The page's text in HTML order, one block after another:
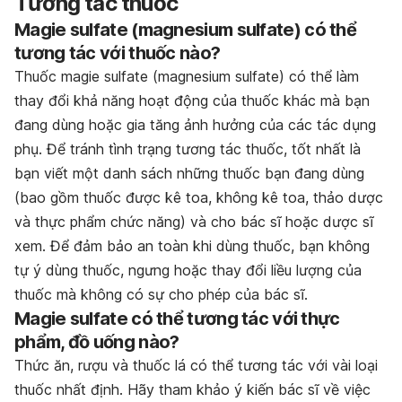
Magie sulfate (magnesium sulfate) có thể
tương tác với thuốc nào?
Thuốc magie sulfate (magnesium sulfate) có thể làm
thay đổi khả năng hoạt động của thuốc khác mà bạn
đang dùng hoặc gia tăng ảnh hưởng của các tác dụng
phụ. Để tránh tình trạng tương tác thuốc, tốt nhất là
bạn viết một danh sách những thuốc bạn đang dùng
(bao gồm thuốc được kê toa, không kê toa, thảo dược
và thực phẩm chức năng) và cho bác sĩ hoặc dược sĩ
xem. Để đảm bảo an toàn khi dùng thuốc, bạn không
tự ý dùng thuốc, ngưng hoặc thay đổi liều lượng của
thuốc mà không có sự cho phép của bác sĩ.
Magie sulfate có thể tương tác với thực
phẩm, đồ uống nào?
Thức ăn, rượu và thuốc lá có thể tương tác với vài loại
thuốc nhất định. Hãy tham khảo ý kiến bác sĩ về việc